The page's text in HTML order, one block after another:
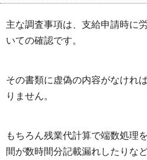
主な調査事項は、支給申請時に
いての確認です。
その書類に虚偽の内容がなけれ
りません。
もちろん残業代計算で端数処理
間が数時間分記載漏れしたりな